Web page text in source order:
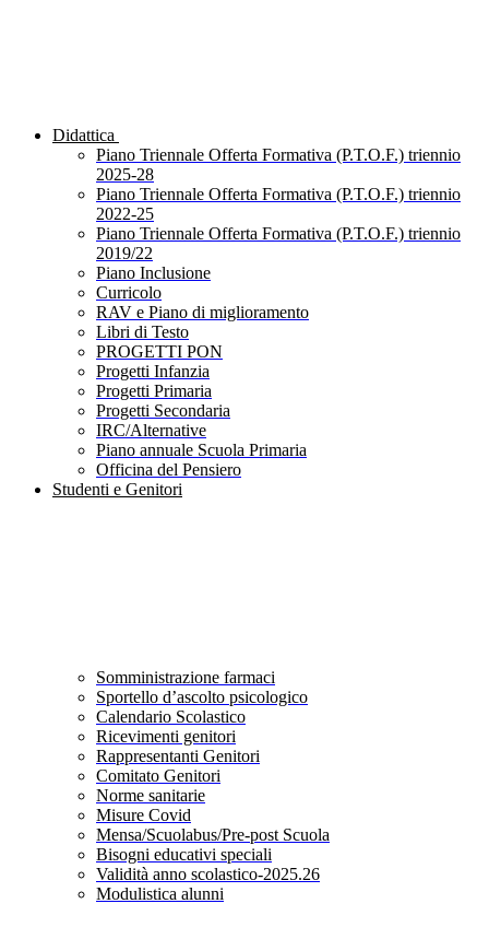
Didattica
Piano Triennale Offerta Formativa (P.T.O.F.) triennio
2025-28
Piano Triennale Offerta Formativa (P.T.O.F.) triennio
2022-25
Piano Triennale Offerta Formativa (P.T.O.F.) triennio
2019/22
Piano Inclusione
Curricolo
RAV e Piano di miglioramento
Libri di Testo
PROGETTI PON
Progetti Infanzia
Progetti Primaria
Progetti Secondaria
IRC/Alternative
Piano annuale Scuola Primaria
Officina del Pensiero
Studenti e Genitori
Somministrazione farmaci
Sportello d’ascolto psicologico
Calendario Scolastico
Ricevimenti genitori
Rappresentanti Genitori
Comitato Genitori
Norme sanitarie
Misure Covid
Mensa/Scuolabus/Pre-post Scuola
Bisogni educativi speciali
Validità anno scolastico-2025.26
Modulistica alunni